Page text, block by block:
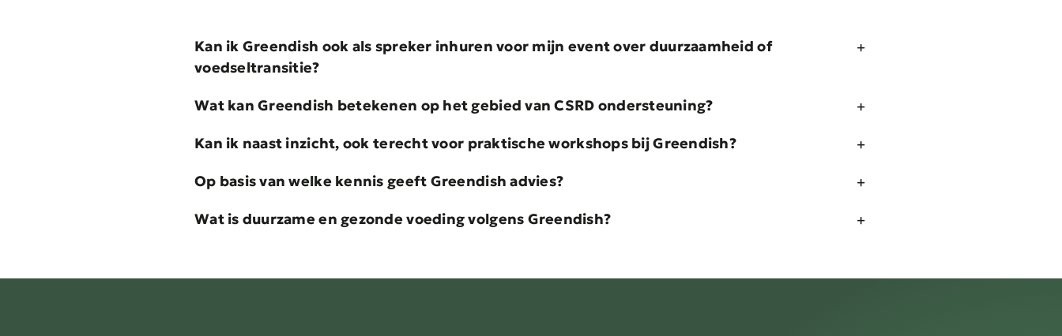
Kan ik Greendish ook als spreker inhuren voor mijn event over duurzaamheid of
voedseltransitie?
Wat kan Greendish betekenen op het gebied van CSRD ondersteuning?
Kan ik naast inzicht, ook terecht voor praktische workshops bij Greendish?
Op basis van welke kennis geeft Greendish advies?
Wat is duurzame en gezonde voeding volgens Greendish?